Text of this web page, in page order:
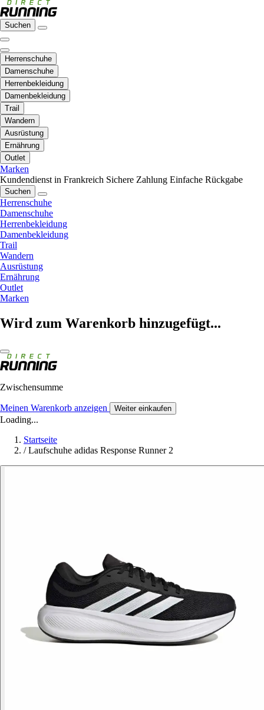
Suchen
Herrenschuhe
Damenschuhe
Herrenbekleidung
Damenbekleidung
Trail
Wandern
Ausrüstung
Ernährung
Outlet
Marken
Kundendienst in Frankreich Sichere Zahlung Einfache Rückgabe
Suchen
Herrenschuhe
Damenschuhe
Herrenbekleidung
Damenbekleidung
Trail
Wandern
Ausrüstung
Ernährung
Outlet
Marken
Wird zum Warenkorb hinzugefügt...
Zwischensumme
Meinen Warenkorb anzeigen Weiter einkaufen
Loading...
Startseite
/ Laufschuhe adidas Response Runner 2